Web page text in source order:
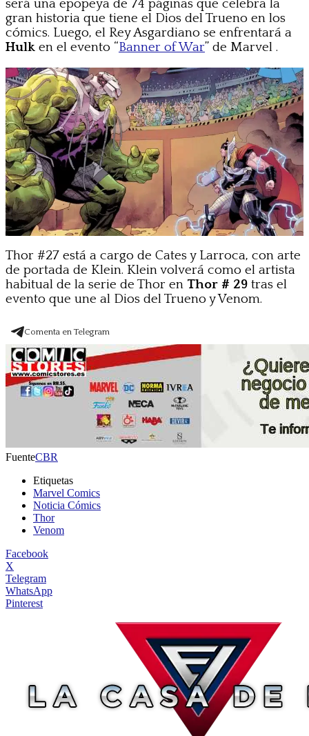
será una epopeya de 74 páginas que celebra la
gran historia que tiene el Dios del Trueno en los
cómics. Luego, el Rey Asgardiano se enfrentará a
Hulk en el evento “Banner of War” de Marvel .
Thor #27 está a cargo de Cates y Larroca, con arte
de portada de Klein. Klein volverá como el artista
habitual de la serie de Thor en Thor # 29 tras el
evento que une al Dios del Trueno y Venom.
Comenta en Telegram
FuenteCBR
Etiquetas
Marvel Comics
Noticia Cómics
Thor
Venom
Facebook
X
Telegram
WhatsApp
Pinterest